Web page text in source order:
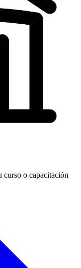
curso o capacitación